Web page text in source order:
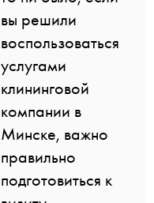
вы решили
воспользоваться
услугами
клининговой
компании в
Минске, важно
правильно
подготовиться к